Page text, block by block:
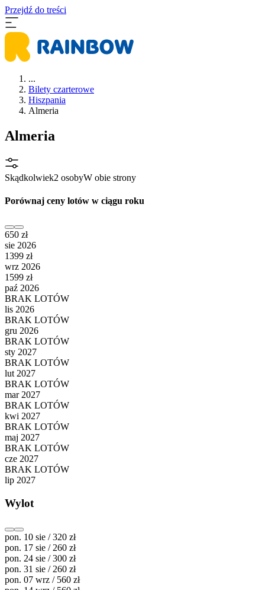
Przejdź do treści
...
Bilety czarterowe
Hiszpania
Almeria
Almeria
Skądkolwiek2 osobyW obie strony
Porównaj ceny lotów w ciągu roku
650 zł
sie 2026
1399 zł
wrz 2026
1599 zł
paź 2026
BRAK LOTÓW
lis 2026
BRAK LOTÓW
gru 2026
BRAK LOTÓW
sty 2027
BRAK LOTÓW
lut 2027
BRAK LOTÓW
mar 2027
BRAK LOTÓW
kwi 2027
BRAK LOTÓW
maj 2027
BRAK LOTÓW
cze 2027
BRAK LOTÓW
lip 2027
Wylot
pon. 10 sie / 320 zł
pon. 17 sie / 260 zł
pon. 24 sie / 300 zł
pon. 31 sie / 260 zł
pon. 07 wrz / 560 zł